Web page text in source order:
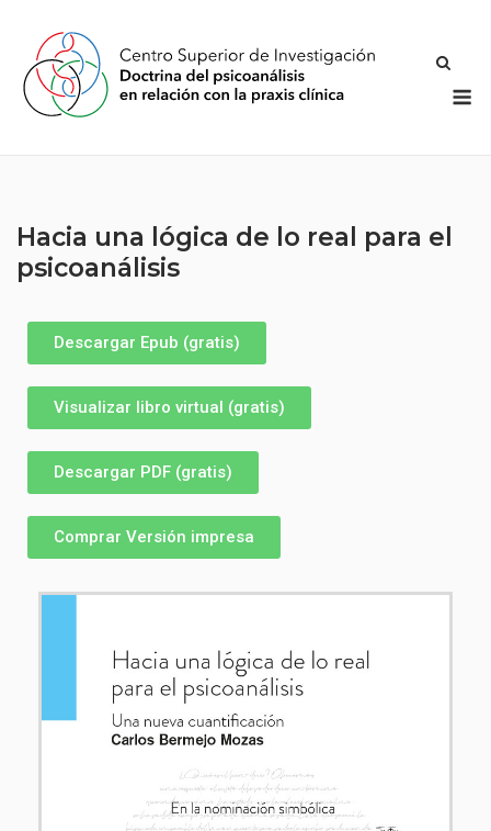
Hacia una lógica de lo real para el
psicoanálisis
Descargar Epub (gratis)
Visualizar libro virtual (gratis)
Descargar PDF (gratis)
Comprar Versión impresa